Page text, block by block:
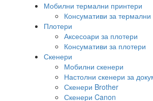
Мобилни термални принтери
Консумативи за
Плотери
Аксесоари за плотери
Консумативи за плотери
Скенери
Мобилни скенери
Настолни скенери за
Скенери Brother
Скенери Canon